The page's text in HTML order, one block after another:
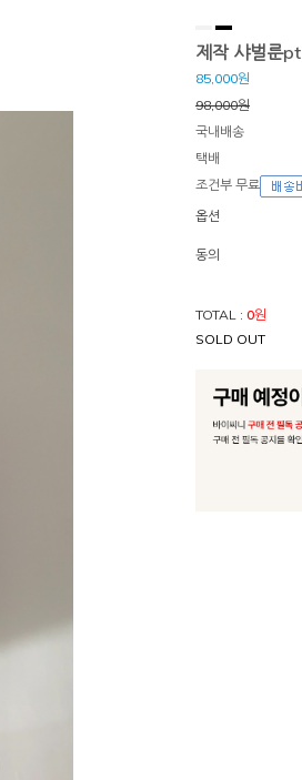
제작 샤벌룬pt
85,000원
98,000원
국내배송
택배
조건부 무료
옵션
동의
TOTAL : 0원
SOLD OUT